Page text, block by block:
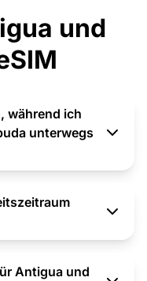
und
während ich
unterwegs
Antigua und